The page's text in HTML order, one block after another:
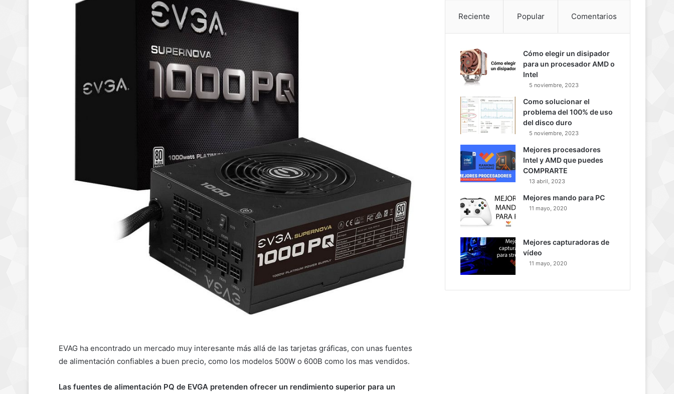
EVAG ha encontrado un mercado muy interesante más allá de las tarjetas gráficas, con unas fuentes
de alimentación confiables a buen precio, como los modelos 500W o 600B como los mas vendidos.
Las fuentes de alimentación PQ de EVGA pretenden ofrecer un rendimiento superior para un
Reciente Popular Comentarios
Cómo elegir un disipador
para un procesador AMD o
Intel
5 noviembre, 2023
Como solucionar el
problema del 100% de uso
del disco duro
5 noviembre, 2023
Mejores procesadores
Intel y AMD que puedes
COMPRARTE
13 abril, 2023
Mejores mando para PC
11 mayo, 2020
Mejores capturadoras de
vídeo
11 mayo, 2020